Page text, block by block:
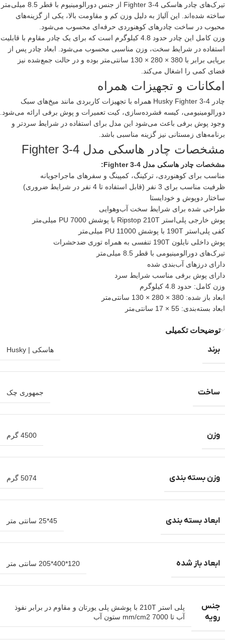
تیرک‌های چادر هاسکی Fighter 3-4 از جنس دورالومینیوم با قطر 8.5 میلی‌متر
ساخته شده‌اند. این آلیاژ به دلیل وزن کم و مقاومت بالا، یکی از گزینه‌های
محبوب در ساخت چادرهای کوهنوردی حرفه‌ای محسوب می‌شود.
وزن کامل این چادر حدود 4.8 کیلوگرم است که برای یک چادر مقاوم با قابلیت
استفاده در شرایط سخت، وزن مناسبی محسوب می‌شود. ابعاد چادر پس از
برپایی برابر با 380 × 280 × 130 سانتی‌متر بوده و در حالت جمع‌شده نیز
فضای کمی را اشغال می‌کند.
امکانات و تجهیزات همراه
چادر Husky Fighter 3-4 همراه با تجهیزات کاربردی مانند میخ‌های سبک
دورالومینیومی، کیسه فشرده‌سازی، کیت تعمیرات و پوش برفی ارائه می‌شود.
وجود پوش برفی باعث می‌شود این مدل برای استفاده در شرایط سردتر و
برنامه‌های زمستانی نیز گزینه مناسبی باشد.
مشخصات چادر هاسکی مدل Fighter 3-4
مشخصات چادر هاسکی مدل Fighter 3-4:
مناسب برای کوهنوردی، ترکینگ، کمپینگ و سفرهای ماجراجویانه
ظرفیت مناسب برای 3 نفر (قابل استفاده تا 4 نفر در شرایط ضروری)
ساختار دوپوش و خودایستا
طراحی شده برای شرایط سخت آب‌وهوایی
پوش خارجی پلی‌استر Ripstop 210T با پوشش PU 7000 میلی‌متر
کفی پلی‌استر 190T با پوشش PU 11000 میلی‌متر
پوش داخلی نایلون 190T تنفسی به همراه توری ضدحشرات
تیرک‌های دورالومینیومی با قطر 8.5 میلی‌متر
دارای درزهای آب‌بندی شده
دارای پوش برفی مناسب شرایط سرد
وزن کامل: حدود 4.8 کیلوگرم
ابعاد باز شده: 380 × 280 × 130 سانتی‌متر
ابعاد بسته‌بندی: 55 × 17 سانتی‌متر
توضیحات تکمیلی
برند هاسکی | Husky
ساخت جمهوری چک
وزن 4500 گرم
وزن بسته بندی 5074 گرم
ابعاد بسته بندی 45*25 سانتی متر
ابعاد باز شده 120*400*205 سانتی متر
جنس
رویه
پلی استر 210T با پوشش پلی یورتان و مقاوم در برابر نفوذ
آب تا mm/cm2 7000 ستون آب